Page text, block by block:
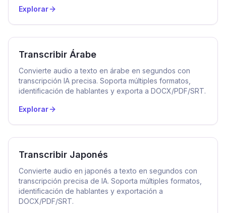
Explorar
Transcribir Árabe
Convierte audio a texto en árabe en segundos con
transcripción IA precisa. Soporta múltiples formatos,
identificación de hablantes y exporta a DOCX/PDF/SRT.
Explorar
Transcribir Japonés
Convierte audio en japonés a texto en segundos con
transcripción precisa de IA. Soporta múltiples formatos,
identificación de hablantes y exportación a
DOCX/PDF/SRT.